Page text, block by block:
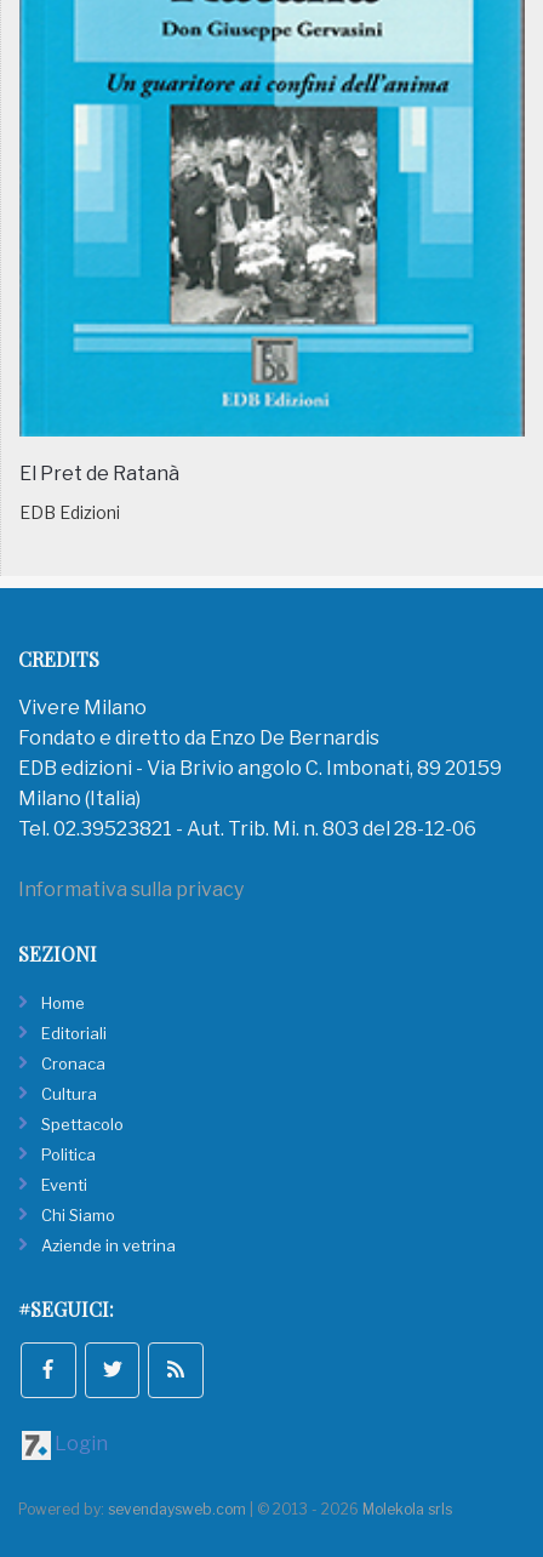
El Pret de Ratanà
EDB Edizioni
CREDITS
Vivere Milano
Fondato e diretto da Enzo De Bernardis
EDB edizioni - Via Brivio angolo C. Imbonati, 89 20159
Milano (Italia)
Tel. 02.39523821 - Aut. Trib. Mi. n. 803 del 28-12-06
Informativa sulla privacy
SEZIONI
Home
Editoriali
Cronaca
Cultura
Spettacolo
Politica
Eventi
Chi Siamo
Aziende in vetrina
#SEGUICI:
Login
Powered by: sevendaysweb.com | © 2013 - 2026 Molekola srls